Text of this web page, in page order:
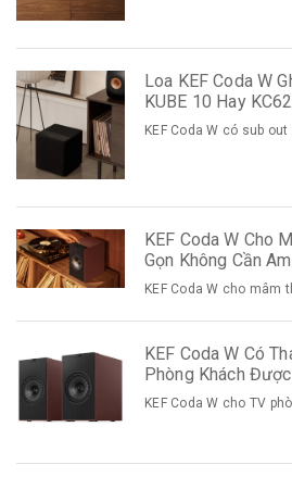
Loa KEF Coda W
KUBE 10 Hay KC62
KEF Coda W có sub out
KEF Coda W Cho
Gọn Không Cần
KEF Coda W cho mâm
KEF Coda W Có
Phòng Khách
KEF Coda W cho TV